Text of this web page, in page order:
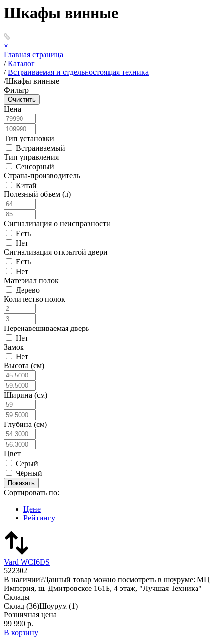
Шкафы винные
×
Главная страница
/ Каталог
/ Встраиваемая и отдельностоящая техника
/Шкафы винные
Фильтр
Цена
Тип установки
Встраиваемый
Тип управления
Сенсорный
Страна-производитель
Китай
Полезный объем (л)
Сигнализация о неисправности
Есть
Нет
Сигнализация открытой двери
Есть
Нет
Материал полок
Дерево
Количество полок
Перенавешиваемая дверь
Нет
Замок
Нет
Высота (см)
Ширина (см)
Глубина (см)
Цвет
Серый
Чёрный
Сортировать по:
Цене
Рейтингу
Vard WCI6DS
522302
В наличии?Данный товар можно посмотреть в шоуруме: МЦ
Империя, ш. Дмитровское 161Б, 4 этаж, "Лучшая Техника"
Склады
Склад (36)Шоурум (1)
Розничная цена
99 990 р.
В корзину